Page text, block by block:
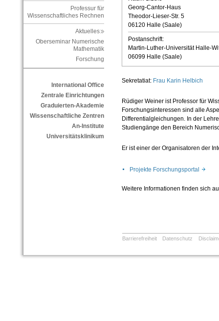
Professur für
Wissenschaftliches Rechnen
Aktuelles
Oberseminar Numerische
Mathematik
Forschung
International Office
Zentrale Einrichtungen
Graduierten-Akademie
Wissenschaftliche Zentren
An-Institute
Universitätsklinikum
Georg-Cantor-Haus
Theodor-Lieser-Str. 5
06120 Halle (Saale)
Postanschrift:
Martin-Luther-Universität Halle-
06099 Halle (Saale)
Sekretatiat: Frau Karin Helbich
Rüdiger Weiner ist Professor für
Forschungsinteressen sind alle
Differentialgleichungen. In der
Studiengänge den Bereich
Er ist einer der Organisatoren der
Projekte Forschungsportal
Weitere Informationen finden sich
Barrierefreiheit Datenschutz